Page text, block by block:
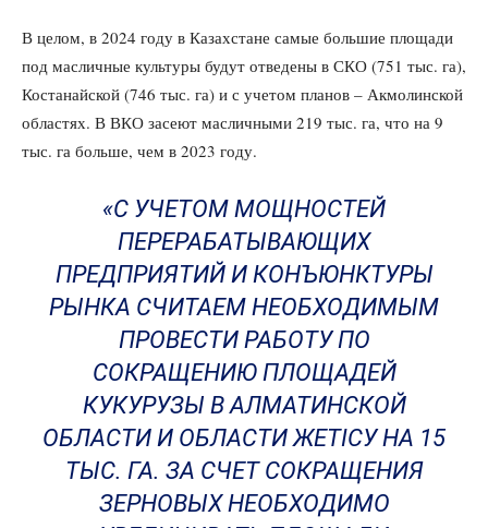
В целом, в 2024 году в Казахстане самые большие площади
под масличные культуры будут отведены в СКО (751 тыс. га),
Костанайской (746 тыс. га) и с учетом планов – Акмолинской
областях. В ВКО засеют масличными 219 тыс. га, что на 9
тыс. га больше, чем в 2023 году.
«С УЧЕТОМ МОЩНОСТЕЙ
ПЕРЕРАБАТЫВАЮЩИХ
ПРЕДПРИЯТИЙ И КОНЪЮНКТУРЫ
РЫНКА СЧИТАЕМ НЕОБХОДИМЫМ
ПРОВЕСТИ РАБОТУ ПО
СОКРАЩЕНИЮ ПЛОЩАДЕЙ
КУКУРУЗЫ В АЛМАТИНСКОЙ
ОБЛАСТИ И ОБЛАСТИ ЖЕТІСУ НА 15
ТЫС. ГА. ЗА СЧЕТ СОКРАЩЕНИЯ
ЗЕРНОВЫХ НЕОБХОДИМО